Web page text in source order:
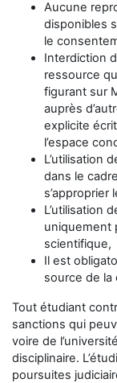
Aucune
disponibles
le
Interdiction
ressource
figurant sur
auprès
explicite
l’espace
L’utilisation
dans le
L’utilisation
uniquement
scientifique,
Il est
source de la
Tout étudiant
sanctions qui
voire de
disciplinaire.
poursuites